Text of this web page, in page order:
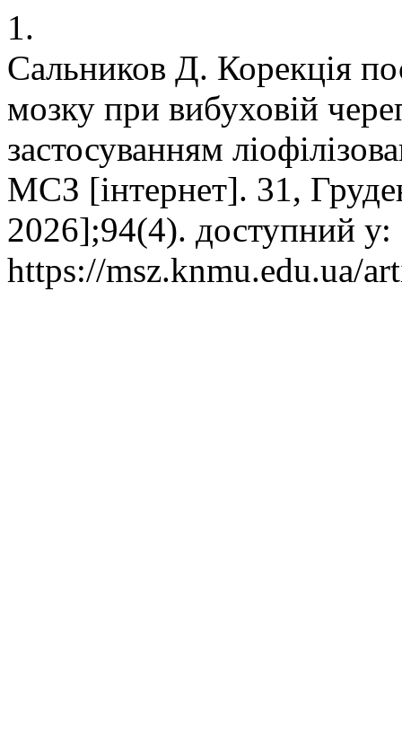
1.
Сальников Д. Корекція
мозку при вибуховій
застосуванням
МСЗ [інтернет]. 31,
2026];94(4). доступний у:
https://msz.knmu.edu.ua/